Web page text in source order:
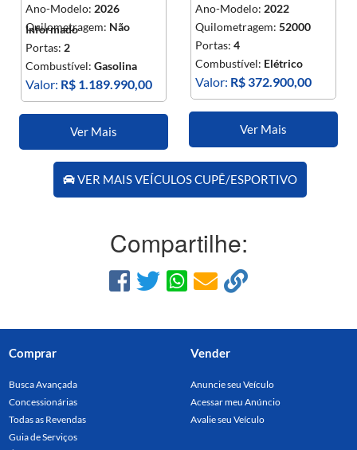
Ano-Modelo: 2026
Quilometragem: Não
Informado
Portas: 2
Combustível:Gasolina
Valor: R$ 1.189.990,00
Ver Mais
Ano-Modelo: 2022
Quilometragem:52000
Portas:4
Combustível: Elétrico
Valor: R$ 372.900,00
Ver Mais
VER MAIS VEÍCULOS CUPÊ/ESPORTIVO
Compartilhe:
Comprar
Busca Avançada
Concessionárias
Todas as Revendas
Guia de Serviços
Vender
Anuncie seu Veículo
Acessar meu Anúncio
Avalie seu Veículo